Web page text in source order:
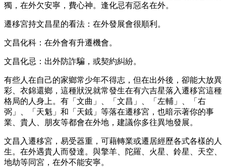
獨，在外欠安寧，費心神。逢化忌有惡名在外。
遷移宮持文昌星的看法：在外發展會很順利。
文昌化科：在外會有升遷機會。
文昌化忌：出外防詐騙，或契約糾紛。
有些人在自己的家鄉常少年不得志，但在出外後，卻能大放異
彩、衣錦還鄉，這種狀況就常發生在有六吉星落入遷移宮這種
格局的人身上。有「文曲」、「文昌」、「左輔」、「右
弼」、「天魁」和「天銊」等落在遷移宮，也暗示著你的事
業、貴人、朋友等都會在外地，建議你多往異地發展。
文昌入遷移宮，易受器重，可藉轉業或遷居經歷各式各樣的人
生。在外遇貴人而發達。與擎羊、陀羅、火星、鈴星、天空、
地劫等同宮，在外不能安寧。